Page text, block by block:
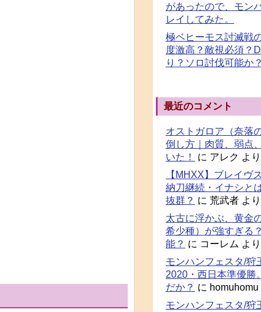
があったので、モン
レイしてみた。
極ベヒーモス討滅戦
度激高？敵視必須？
り？ソロ討伐可能か？
最近のコメント
オストガロア（奈落
倒し方｜肉質、弱点
いた！
に アレク より
【MHXX】ブレイヴ
納刀継続・イナシと
抜群？ に 荒武者 より
太古に浮かぶ、黄金
希少種）が強すぎる
能？ に コーレム より
モンハンフェスタ/狩
2020・西日本準優勝
だか？ に homuhomu
モンハンフェスタ/狩